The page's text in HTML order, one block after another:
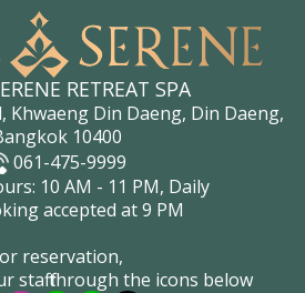
RETREAT SPA
Khwaeng Din Daeng, Din Daeng,
10400
061-475-9999
10 AM - 11 PM, Daily
accepted at 9 PM
reservation,
staff through the icons below